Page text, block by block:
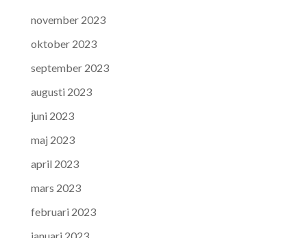
november 2023
oktober 2023
september 2023
augusti 2023
juni 2023
maj 2023
april 2023
mars 2023
februari 2023